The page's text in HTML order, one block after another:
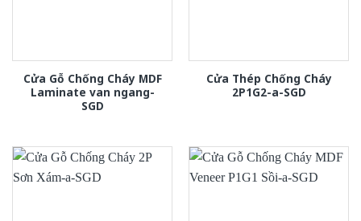
Cửa Gỗ Chống Cháy MDF
Laminate van ngang-
SGD
Cửa Thép Chống Cháy
2P1G2-a-SGD